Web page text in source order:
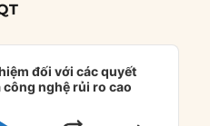
đối với các quyết
nghệ rủi ro cao